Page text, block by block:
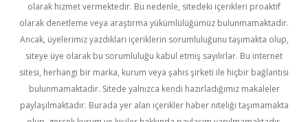
olarak hizmet vermektedir. Bu nedenle, sitedeki içerikleri proaktif
olarak denetleme veya araştırma yükümlülüğümüz bulunmamaktadır.
Ancak, üyelerimiz yazdıkları içeriklerin sorumluluğunu taşımakta olup,
siteye üye olarak bu sorumluluğu kabul etmiş sayılırlar. Bu internet
sitesi, herhangi bir marka, kurum veya şahıs şirketi ile hiçbir bağlantısı
bulunmamaktadır. Sitede yalnızca kendi hazırladığımız makaleler
paylaşılmaktadır. Burada yer alan içerikler haber niteliği taşımamakta